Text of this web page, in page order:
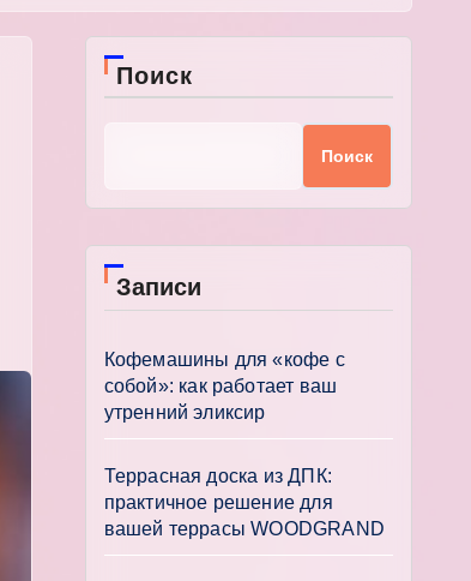
Поиск
Поиск
Записи
Кофемашины для «кофе с
собой»: как работает ваш
утренний эликсир
Террасная доска из ДПК:
практичное решение для
вашей террасы WOODGRAND